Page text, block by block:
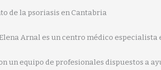
de la psoriasis en Cantabria
Arnal es un centro médico
un equipo de profesionales dispuestos a